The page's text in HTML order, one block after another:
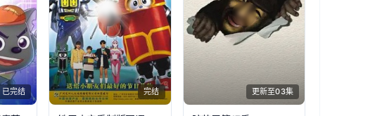
已完结 完结 更新至03集